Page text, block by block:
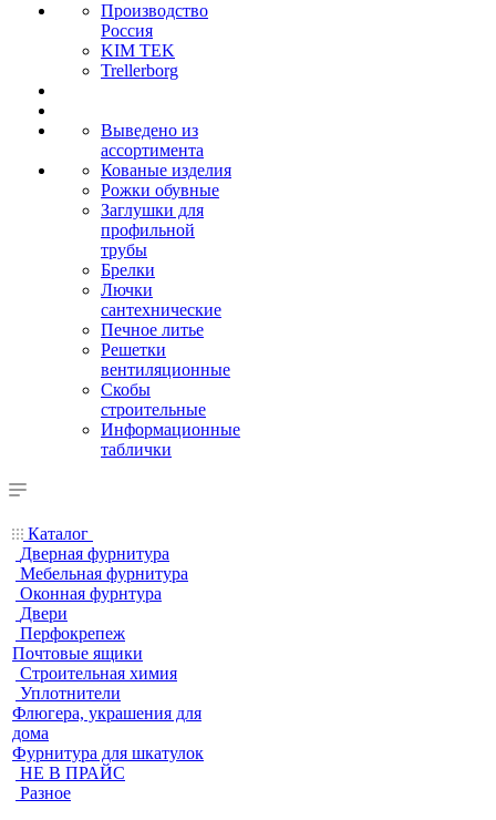
Производство
Россия
KIM TEK
Trellerborg
Выведено из
ассортимента
Кованые изделия
Рожки обувные
Заглушки для
профильной
трубы
Брелки
Лючки
сантехнические
Печное литье
Решетки
вентиляционные
Скобы
строительные
Информационные
таблички
Каталог
Дверная фурнитура
Мебельная фурнитура
Оконная фурнтура
Двери
Перфокрепеж
Почтовые ящики
Строительная химия
Уплотнители
Флюгера, украшения для
дома
Фурнитура для шкатулок
НЕ В ПРАЙС
Разное